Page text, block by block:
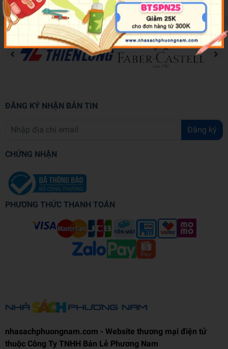
ĐĂNG KÝ NHẬN BẢN TIN
Đăng ký
CHỨNG NHẬN
PHƯƠNG THỨC THANH TOÁN
nhasachphuongnam.com - Website thương mại điện tử
thuộc Công Ty TNHH Bán Lẻ Phương Nam